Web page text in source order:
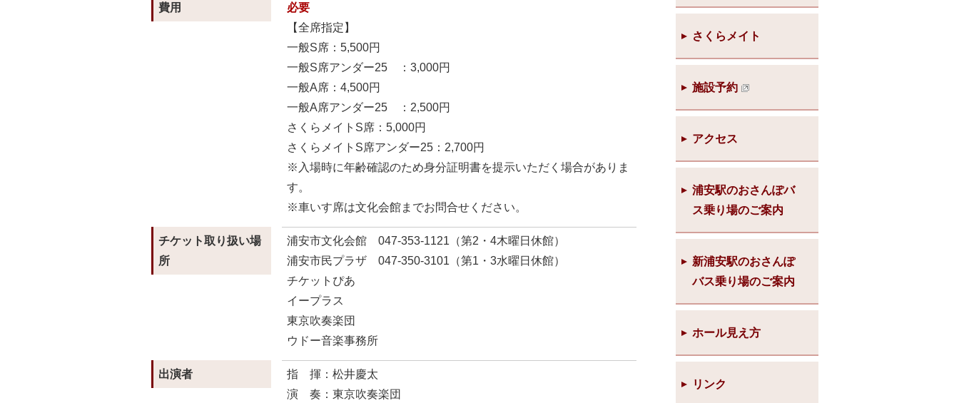
費用
必要
【全席指定】
一般S席：5,500円
一般S席アンダー25 ：3,000円
一般A席：4,500円
一般A席アンダー25 ：2,500円
さくらメイトS席：5,000円
さくらメイトS席アンダー25：2,700円
※入場時に年齢確認のため身分証明書を提示いただく場合がありま
す。
※車いす席は文化会館までお問合せください。
チケット取り扱い場
所
浦安市文化会館 047-353-1121（第2・4木曜日休館）
浦安市民プラザ 047-350-3101（第1・3水曜日休館）
チケットぴあ
イープラス
東京吹奏楽団
ウドー音楽事務所
出演者
指 揮：松井慶太
演 奏：東京吹奏楽団
さくらメイト
施設予約
アクセス
浦安駅のおさんぽバ
ス乗り場のご案内
新浦安駅のおさんぽ
バス乗り場のご案内
ホール見え方
リンク